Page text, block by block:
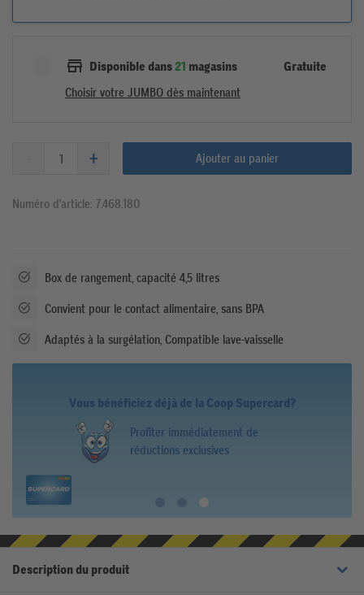
Box de rangement, capacité 4,5 litres
Convient pour le contact alimentaire, sans BPA
Adaptés à la surgélation, Compatible lave-vaisselle
Disponible dans21 magasins Gratuite
Choisir votre JUMBO dès maintenant
Ajouter au panier
Numéro d'article: 7.468.180
Vous bénéficiez déjà de la Coop Supercard?
Profiter immédiatement de
réductions exclusives
Description du produit